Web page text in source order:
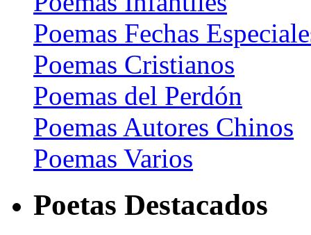
Poemas Fechas
Poemas Cristianos
Poemas del Perdón
Poemas Autores Chinos
Poemas Varios
Poetas Destacados